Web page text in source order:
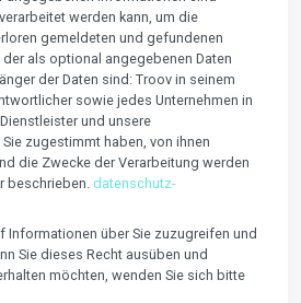
werden kann, um die
gemeldeten und gefundenen
als optional angegebenen Daten
der Daten sind: Troov in seinem
sowie jedes Unternehmen in
und unsere
zugestimmt haben, von ihnen
die Zwecke der Verarbeitung werden
beschrieben. datenschutz-
Informationen über Sie zuzugreifen und
Sie dieses Recht ausüben und
möchten, wenden Sie sich bitte